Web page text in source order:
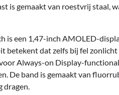
is gemaakt van roestvrij staal,
is een 1,47-inch AMOLED-
betekent dat zelfs bij fel
Always-on Display-
De band is gemaakt van
dragen.